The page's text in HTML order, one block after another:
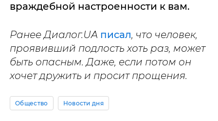
враждебной настроенности к вам.
Ранее Диалог.UA писал, что человек,
проявивший подлость хоть раз, может
быть опасным. Даже, если потом он
хочет дружить и просит прощения.
Общество Новости дня